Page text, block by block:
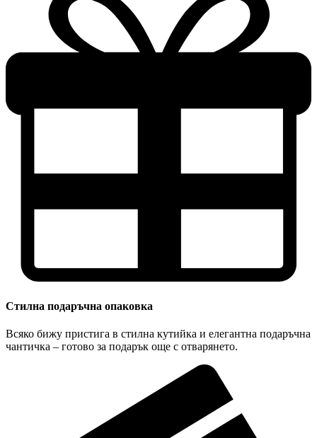
Стилна подаръчна опаковка
Всяко бижу пристига в стилна кутийка и елегантна подаръчна
чантичка – готово за подарък още с отварянето.